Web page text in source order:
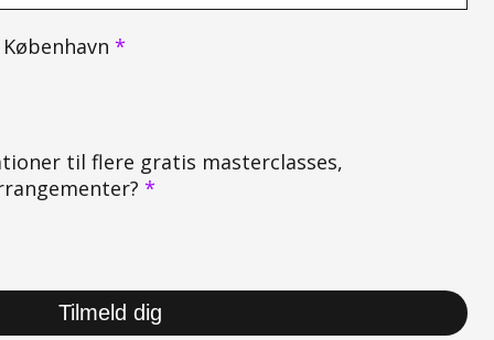
*
til flere gratis masterclasses,
*
Tilmeld dig